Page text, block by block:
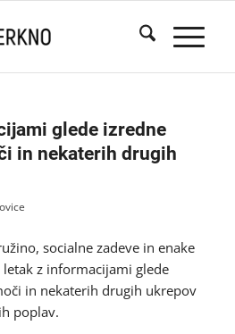
glede izredne
in nekaterih drugih
socialne zadeve in enake
z informacijami glede
in nekaterih drugih ukrepov
poplav.